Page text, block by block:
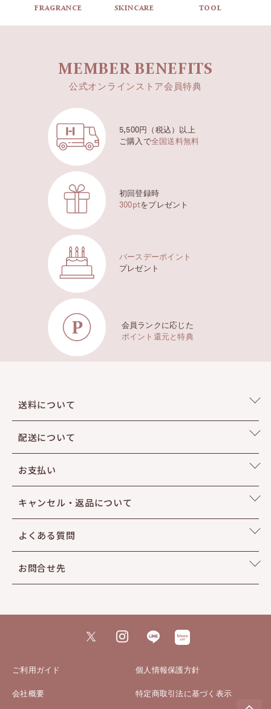
Middle
Soft Suede
Orris
Base
Patchouli
THE FLAT SHOES
Top
Pink Pepper Extract CO2
Bergamot Oil
Fig
FRAGRANCE SKINCARE TOOL
MEMBER BENEFITS
公式オンラインストア会員特典
5,500円（税込）以上
ご購入で全国送料無料
初回登録時
300ptをプレゼント
バースデーポイント
プレゼント
会員ランクに応じた
ポイント還元と特典
送料について
配送について
お支払い
キャンセル・返品について
よくある質問
お問合せ先
ご利用ガイド 個人情報保護方針
会社概要 特定商取引法に基づく表示